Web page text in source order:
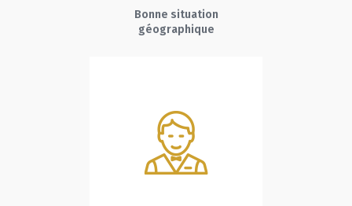
Bonne situation
géographique